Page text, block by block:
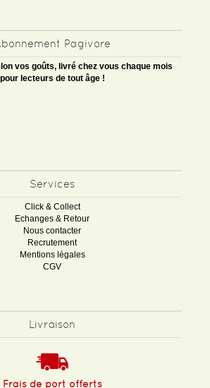
Pagivore
vos goûts, livré chez vous chaque mois
pour lecteurs de tout âge !
Services
Click & Collect
Echanges & Retour
Nous contacter
Recrutement
Mentions légales
CGV
Livraison
Frais de port offerts